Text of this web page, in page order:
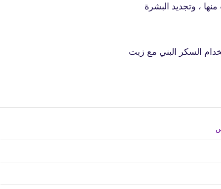
، وتجديد البشرة
السكر البني مع زيت
fovtech